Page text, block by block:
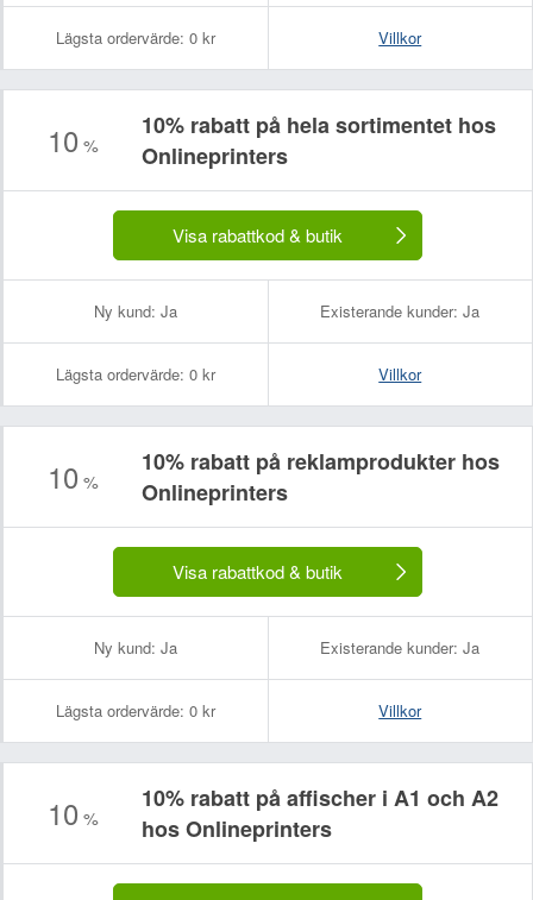
Lägsta ordervärde: 0 kr Villkor
10 %
10% rabatt på hela sortimentet hos
Onlineprinters
Visa rabattkod & butik
Ny kund: Ja Existerande kunder: Ja
Lägsta ordervärde: 0 kr Villkor
10 %
10% rabatt på reklamprodukter hos
Onlineprinters
Visa rabattkod & butik
Ny kund: Ja Existerande kunder: Ja
Lägsta ordervärde: 0 kr Villkor
10 %
10% rabatt på affischer i A1 och A2
hos Onlineprinters